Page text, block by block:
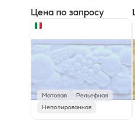
Цена по запросу
Матовая
Рельефная
Неполированная